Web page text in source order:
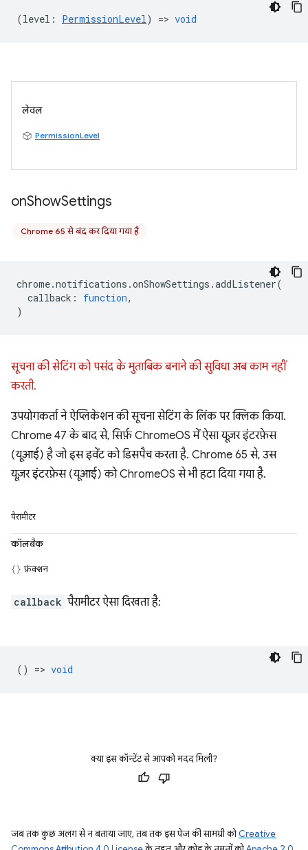
(level : PermissionLevel) => void
लेवल
PermissionLevel
onShowSettings
Chrome 65 से बंद कर दिया गया है
chrome.notifications .onShowSettings .addListener(
callback : function,
)
सूचना की सेटिंग को पसंद के मुताबिक बनाने की सुविधा अब काम नहीं
करती.
उपयोगकर्ता ने ऐप्लिकेशन की सूचना सेटिंग के लिंक पर क्लिक किया.
Chrome 47 के बाद से, सिर्फ़ ChromeOS में ऐसा यूज़र इंटरफ़ेस
(यूआई) है जो इस इवेंट को डिसपैच करता है. Chrome 65 से, उस
यूज़र इंटरफ़ेस (यूआई) को ChromeOS से भी हटा दिया गया है.
पैरामीटर
कॉलबैक
फ़ंक्शन
callback पैरामीटर ऐसा दिखता है:
() => void
क्या इस कॉन्टेंट से आपको मदद मिली?
जब तक कुछ अलग से न बताया जाए, तब तक इस पेज की सामग्री कोCreative